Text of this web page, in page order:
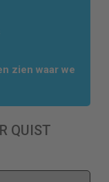
zien waar we
QUIST